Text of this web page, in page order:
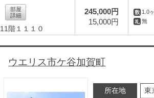
部屋
詳細
11階１１１０
245,000円
15,000円
1.0
無
ウエリス市ケ谷加賀町
所在地 東